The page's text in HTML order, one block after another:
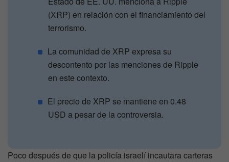
(XRP) en relación con el financiamiento del
terrorismo.
La comunidad de XRP expresa su
descontento por las menciones de Ripple
en este contexto.
El precio de XRP se mantiene en 0.48
USD a pesar de la controversia.
Poco después de que la policía israelí incautara carteras